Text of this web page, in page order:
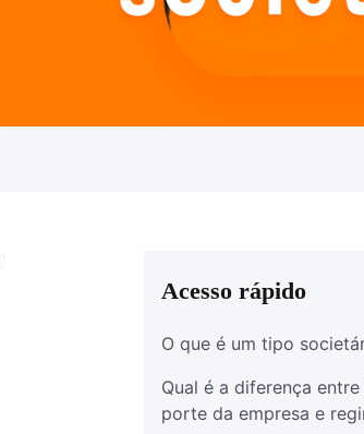
Acesso rápido
O que é um tipo
Qual é a diferença
porte da empresa e